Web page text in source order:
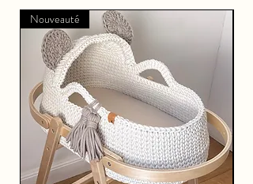
Nouveauté